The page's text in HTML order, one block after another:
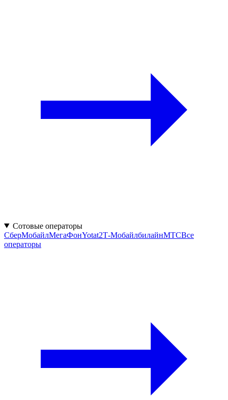
Сотовые операторы
СберМобайлМегаФонYotat2Т‑МобайлбилайнМТСВсе
операторы